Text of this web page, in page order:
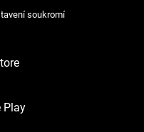
soukromí
Play